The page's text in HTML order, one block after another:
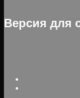
Версия для